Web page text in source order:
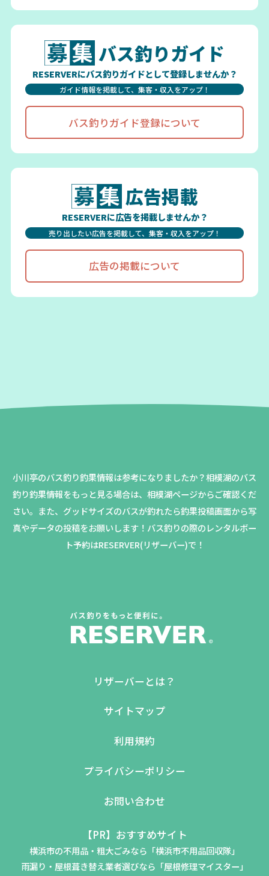
バス釣りガイド
RESERVERにバス釣りガイドとして登録しませんか？
ガイド情報を掲載して、集客・収入をアップ！
バス釣りガイド登録について
広告掲載
RESERVERに広告を掲載しませんか？
売り出したい広告を掲載して、集客・収入をアップ！
広告の掲載について
小川亭のバス釣り釣果情報は参考になりましたか？相模湖のバス
釣り釣果情報をもっと見る場合は、相模湖ページからご確認くだ
さい。 また、グッドサイズのバスが釣れたら釣果投稿画面から写
真やデータの投稿をお願いします！バス釣りの際のレンタルボー
ト予約はRESERVER(リザーバー)で！
リザーバーとは？
サイトマップ
利用規約
プライバシーポリシー
お問い合わせ
【PR】おすすめサイト
横浜市の不用品・粗大ごみなら「横浜市不用品回収隊」
雨漏り・屋根葺き替え業者選びなら「屋根修理マイスター」